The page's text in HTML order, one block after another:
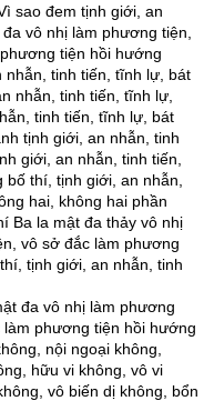
sao đem tịnh giới, an
vô nhị làm phương tiện,
tiện hồi hướng
tinh tiến, tĩnh lự, bát
nhẫn, tinh tiến, tĩnh lự,
tinh tiến, tĩnh lự, bát
tịnh giới, an nhẫn, tinh
giới, an nhẫn, tinh tiến,
thí, tịnh giới, an nhẫn,
hai, không hai phần
Ba la mật đa thảy vô nhị
vô sở đắc làm phương
tịnh giới, an nhẫn, tinh
đa vô nhị làm phương
phương tiện hồi hướng
nội ngoại không,
hữu vi không, vô vi
vô biến dị không, bổn